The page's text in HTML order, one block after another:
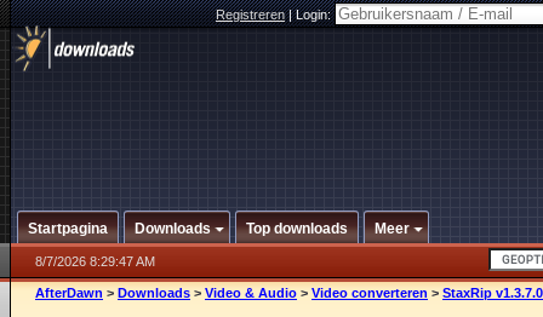
Registreren|Login:
Startpagina Downloads Top downloads Meer
8/7/2026 8:29:47 AM
AfterDawn > Downloads > Video & Audio > Video converteren > StaxRip v1.3.7.0